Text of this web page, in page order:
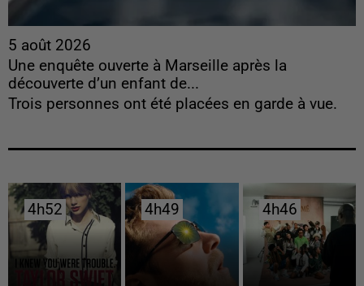
5 août 2026
Une enquête ouverte à Marseille après la
découverte d’un enfant de...
Trois personnes ont été placées en garde à vue.
4h52
4h52 4h49
4h49 4h46
4h46